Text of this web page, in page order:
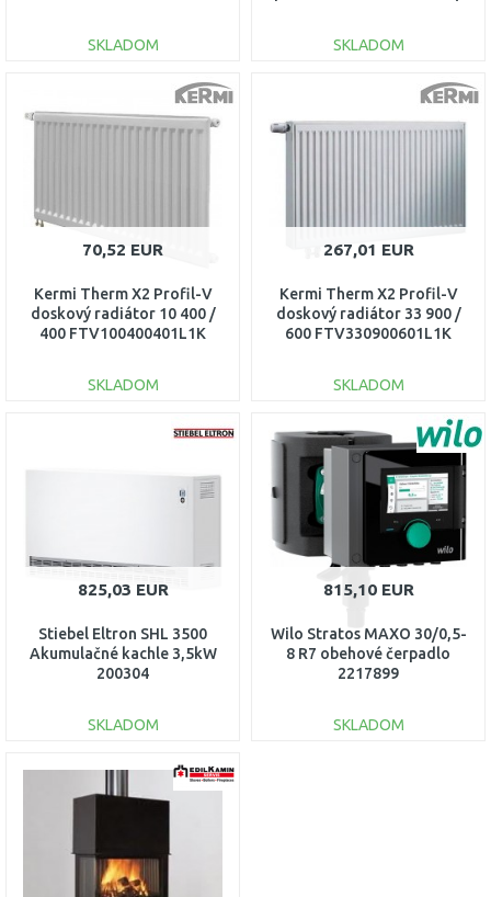
SKLADOM
DO KOŠÍKA
Porovnať
SKLADOM
DO KOŠÍKA
Porovnať
70,52 EUR
Kermi Therm X2 Profil-V
doskový radiátor 10 400 /
400 FTV100400401L1K
SKLADOM
DO KOŠÍKA
267,01 EUR
Kermi Therm X2 Profil-V
doskový radiátor 33 900 /
600 FTV330900601L1K
SKLADOM
DO KOŠÍKA
Porovnať
825,03 EUR
Stiebel Eltron SHL 3500
Akumulačné kachle 3,5kW
200304
SKLADOM
DO KOŠÍKA
815,10 EUR
Wilo Stratos MAXO 30/0,5-
8 R7 obehové čerpadlo
2217899
SKLADOM